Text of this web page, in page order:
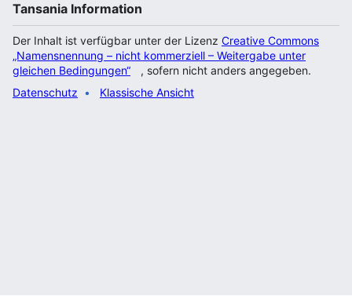
Tansania Information
Der Inhalt ist verfügbar unter der Lizenz Creative Commons
„Namensnennung – nicht kommerziell – Weitergabe unter
gleichen Bedingungen“
, sofern nicht anders angegeben.
Datenschutz
Klassische Ansicht